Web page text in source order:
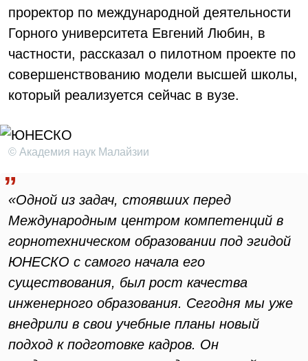
проректор по международной деятельности
Горного университета Евгений Любин, в
частности, рассказал о пилотном проекте по
совершенствованию модели высшей школы,
который реализуется сейчас в вузе.
© Академия наук Малайзии
«Одной из задач, стоявших перед
Международным центром компетенций в
горнотехническом образовании под эгидой
ЮНЕСКО с самого начала его
существования, был рост качества
инженерного образования. Сегодня мы уже
внедрили в свои учебные планы новый
подход к подготовке кадров. Он